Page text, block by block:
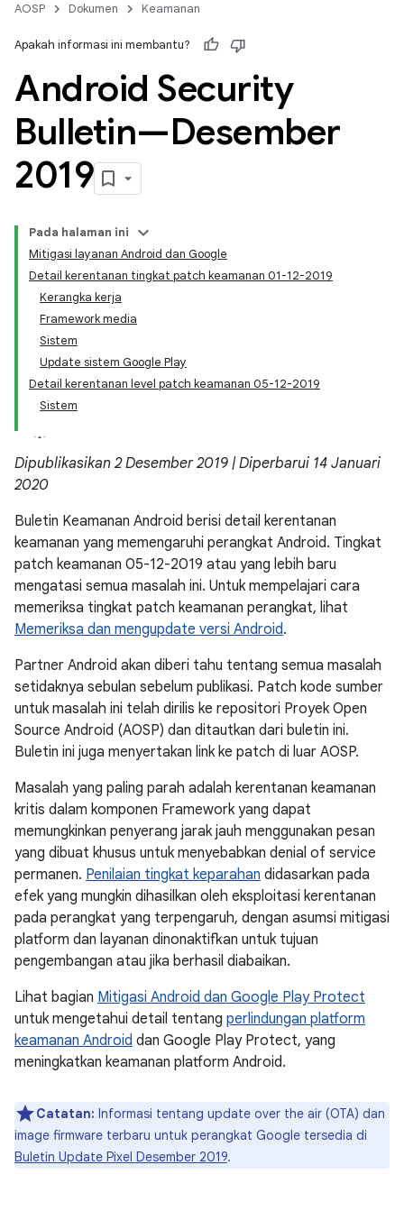
AOSP Dokumen Keamanan
Apakah informasi ini membantu?
Android Security
Bulletin—Desember
2019
Pada halaman ini
Mitigasi layanan Android dan Google
Detail kerentanan tingkat patch keamanan 01-12-2019
Kerangka kerja
Framework media
Sistem
Update sistem Google Play
Detail kerentanan level patch keamanan 05-12-2019
Sistem
Dipublikasikan 2 Desember 2019 | Diperbarui 14 Januari
2020
Buletin Keamanan Android berisi detail kerentanan
keamanan yang memengaruhi perangkat Android. Tingkat
patch keamanan 05-12-2019 atau yang lebih baru
mengatasi semua masalah ini. Untuk mempelajari cara
memeriksa tingkat patch keamanan perangkat, lihat
Memeriksa dan mengupdate versi Android.
Partner Android akan diberi tahu tentang semua masalah
setidaknya sebulan sebelum publikasi. Patch kode sumber
untuk masalah ini telah dirilis ke repositori Proyek Open
Source Android (AOSP) dan ditautkan dari buletin ini.
Buletin ini juga menyertakan link ke patch di luar AOSP.
Masalah yang paling parah adalah kerentanan keamanan
kritis dalam komponen Framework yang dapat
memungkinkan penyerang jarak jauh menggunakan pesan
yang dibuat khusus untuk menyebabkan denial of service
permanen. Penilaian tingkat keparahan didasarkan pada
efek yang mungkin dihasilkan oleh eksploitasi kerentanan
pada perangkat yang terpengaruh, dengan asumsi mitigasi
platform dan layanan dinonaktifkan untuk tujuan
pengembangan atau jika berhasil diabaikan.
Lihat bagian Mitigasi Android dan Google Play Protect
untuk mengetahui detail tentang perlindungan platform
keamanan Android dan Google Play Protect, yang
meningkatkan keamanan platform Android.
Catatan: Informasi tentang update over the air (OTA) dan
image firmware terbaru untuk perangkat Google tersedia di
Buletin Update Pixel Desember 2019.